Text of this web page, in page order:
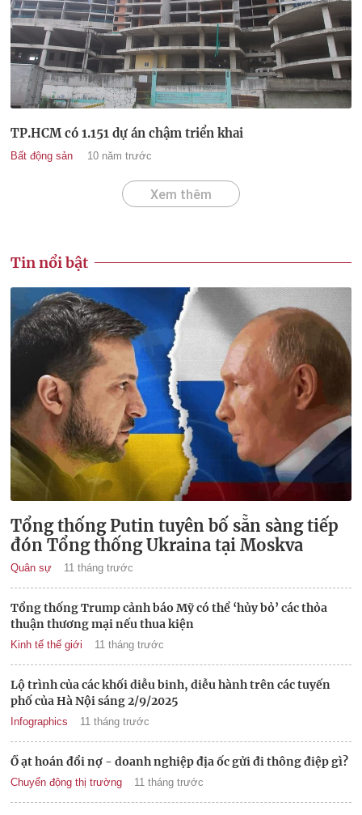
TP.HCM có 1.151 dự án chậm triển khai
Bất động sản 10 năm trước
Xem thêm
Tin nổi bật
Tổng thống Putin tuyên bố sẵn sàng tiếp
đón Tổng thống Ukraina tại Moskva
Quân sự 11 tháng trước
Tổng thống Trump cảnh báo Mỹ có thể ‘hủy bỏ’ các thỏa
thuận thương mại nếu thua kiện
Kinh tế thế giới 11 tháng trước
Lộ trình của các khối diễu binh, diễu hành trên các tuyến
phố của Hà Nội sáng 2/9/2025
Infographics 11 tháng trước
Ồ ạt hoán đổi nợ - doanh nghiệp địa ốc gửi đi thông điệp gì?
Chuyển động thị trường 11 tháng trước